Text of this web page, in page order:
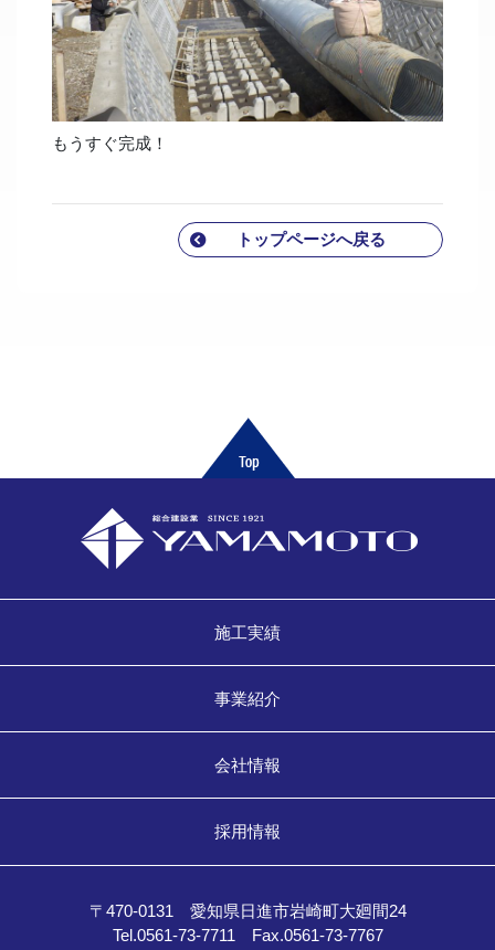
もうすぐ完成！
トップページへ戻る
施工実績
事業紹介
会社情報
採用情報
〒470-0131 愛知県日進市岩崎町大廻間24
Tel.0561-73-7711 Fax.0561-73-7767